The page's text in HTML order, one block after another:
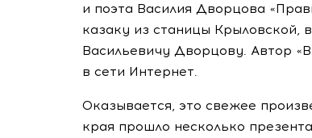
и поэта Василия Дворцова
казаку из станицы Крыловской,
Васильевичу Дворцову. Автор
в сети Интернет.
Оказывается, это свежее
края прошло несколько